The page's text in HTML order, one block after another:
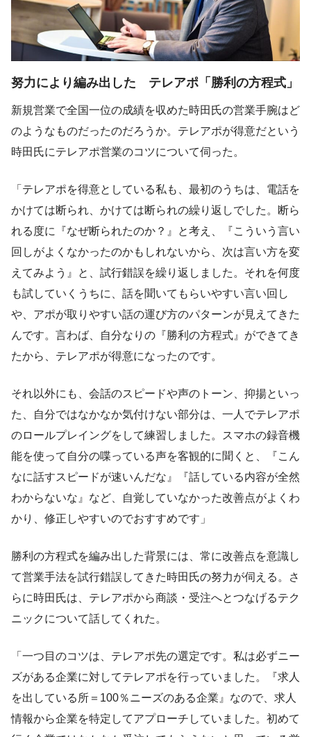
努力により編み出した テレアポ「勝利の方程式」
新規営業で全国一位の成績を収めた時田氏の営業手腕はど
のようなものだったのだろうか。テレアポが得意だという
時田氏にテレアポ営業のコツについて伺った。
「テレアポを得意としている私も、最初のうちは、電話を
かけては断られ、かけては断られの繰り返しでした。断ら
れる度に『なぜ断られたのか？』と考え、『こういう言い
回しがよくなかったのかもしれないから、次は言い方を変
えてみよう』と、試行錯誤を繰り返しました。それを何度
も試していくうちに、話を聞いてもらいやすい言い回し
や、アポが取りやすい話の運び方のパターンが見えてきた
んです。言わば、自分なりの『勝利の方程式』ができてき
たから、テレアポが得意になったのです。
それ以外にも、会話のスピードや声のトーン、抑揚といっ
た、自分ではなかなか気付けない部分は、一人でテレアポ
のロールプレイングをして練習しました。スマホの録音機
能を使って自分の喋っている声を客観的に聞くと、『こん
なに話すスピードが速いんだな』『話している内容が全然
わからないな』など、自覚していなかった改善点がよくわ
かり、修正しやすいのでおすすめです」
勝利の方程式を編み出した背景には、常に改善点を意識し
て営業手法を試行錯誤してきた時田氏の努力が伺える。さ
らに時田氏は、テレアポから商談・受注へとつなげるテク
ニックについて話してくれた。
「一つ目のコツは、テレアポ先の選定です。私は必ずニー
ズがある企業に対してテレアポを行っていました。『求人
を出している所＝100％ニーズのある企業』なので、求人
情報から企業を特定してアプローチしていました。初めて